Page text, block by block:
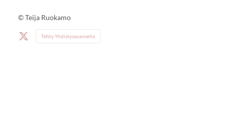
©Teija Ruokamo
Tehty Yhdistysavaimella